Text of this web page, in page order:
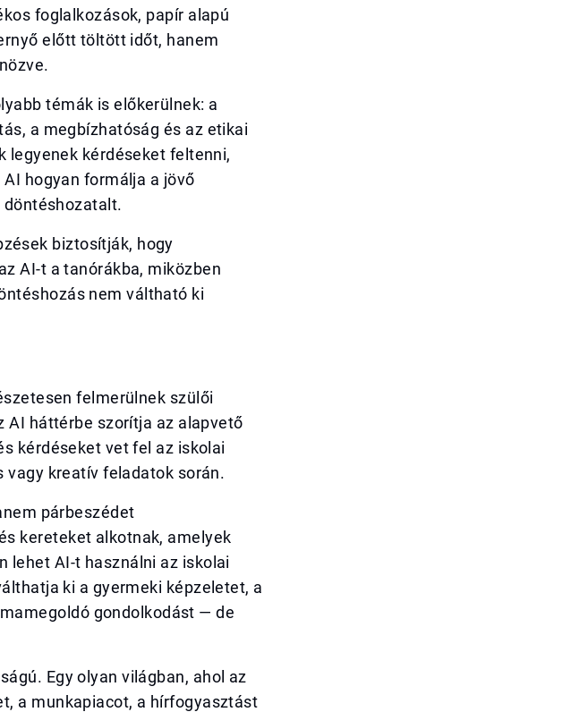
foglalkozások, papír alapú
előtt töltött időt, hanem
témák is előkerülnek: a
a megbízhatóság és az etikai
legyenek kérdéseket feltenni,
hogyan formálja a jövő
döntéshozatalt.
biztosítják, hogy
AI-t a tanórákba, miközben
nem váltható ki
felmerülnek szülői
AI háttérbe szorítja az alapvető
kérdéseket vet fel az iskolai
kreatív feladatok során.
párbeszédet
kereteket alkotnak, amelyek
lehet AI-t használni az iskolai
ki a gyermeki képzeletet, a
gondolkodást — de
Egy olyan világban, ahol az
a munkapiacot, a hírfogyasztást